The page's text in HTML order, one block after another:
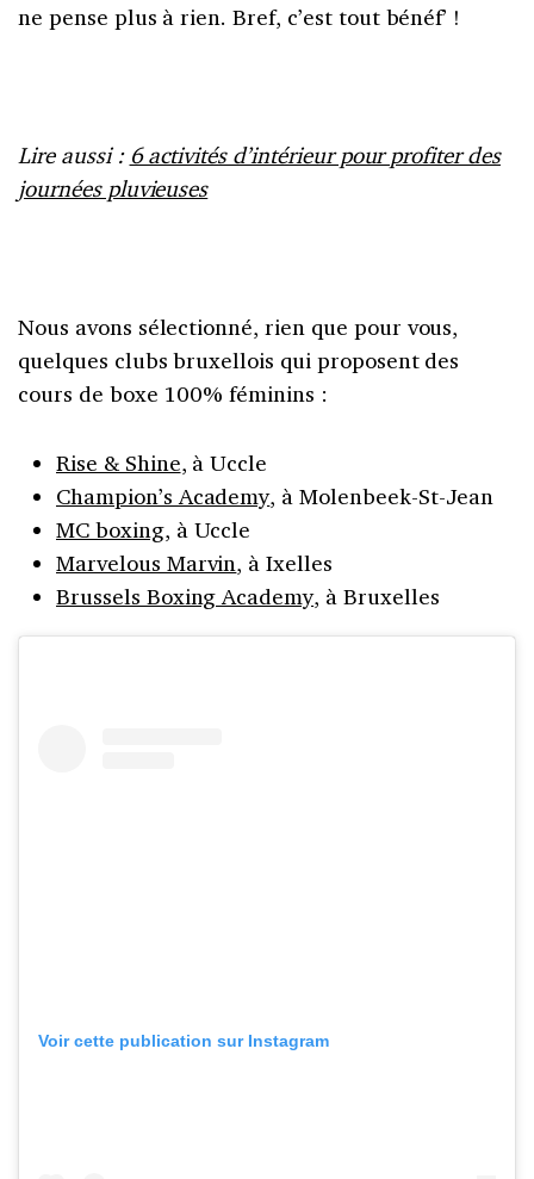
ne pense plus à rien. Bref, c’est tout bénéf’ !
Lire aussi : 6 activités d’intérieur pour profiter des
journées pluvieuses
Nous avons sélectionné, rien que pour vous,
quelques clubs bruxellois qui proposent des
cours de boxe 100% féminins :
Rise & Shine, à Uccle
Champion’s Academy, à Molenbeek-St-Jean
MC boxing, à Uccle
Marvelous Marvin, à Ixelles
Brussels Boxing Academy, à Bruxelles
Voir cette publication sur Instagram